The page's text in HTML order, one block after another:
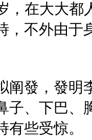
，在大大
，不外由于
阐發，發
子、下巴、
些受惊。